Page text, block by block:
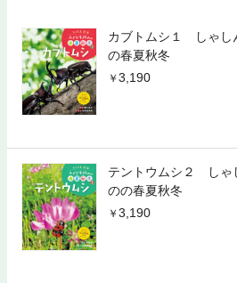
カブトムシ１ しゃ
の春夏秋冬
3,190
テントウムシ２ しゃ
のの春夏秋冬
3,190